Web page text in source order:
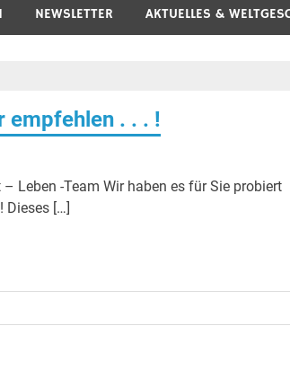
NEWSLETTER AKTUELLES &
empfehlen . . . !
Leben -Team Wir haben es für Sie probiert
Dieses […]